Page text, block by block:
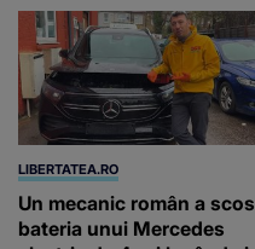
LIBERTATEA.RO
Un mecanic român a scos
bateria unui Mercedes